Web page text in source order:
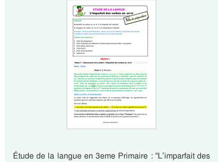
Étude de la langue en 3eme Primaire : “L’imparfait des